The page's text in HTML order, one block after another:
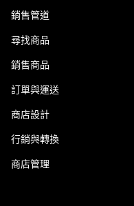
銷售管道
尋找商品
銷售商品
訂單與運送
商店設計
行銷與轉換
商店管理